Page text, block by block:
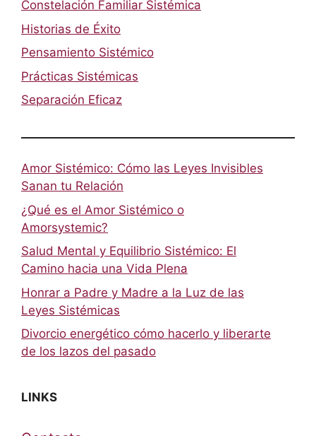
Constelación Familiar Sistémica
Historias de Éxito
Pensamiento Sistémico
Prácticas Sistémicas
Separación Eficaz
Amor Sistémico: Cómo las Leyes Invisibles
Sanan tu Relación
¿Qué es el Amor Sistémico o
Amorsystemic?
Salud Mental y Equilibrio Sistémico: El
Camino hacia una Vida Plena
Honrar a Padre y Madre a la Luz de las
Leyes Sistémicas
Divorcio energético cómo hacerlo y liberarte
de los lazos del pasado
LINKS